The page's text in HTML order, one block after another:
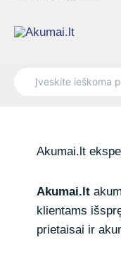
Akumai.lt
Akumai.lt
klientams
prietaisai ir